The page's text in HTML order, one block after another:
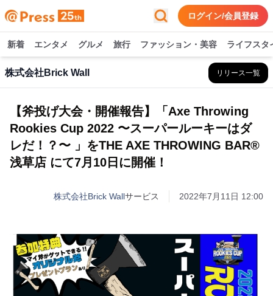
ログイン/会員登録
新着 エンタメ グルメ 旅行 ファッション・美容 ライフスタ
株式会社Brick Wall リリース一覧
【斧投げ大会・開催報告】「Axe Throwing
Rookies Cup 2022 〜スーパールーキーはダ
レだ！？〜 」をTHE AXE THROWING BAR®︎
浅草店 にて7月10日に開催！
株式会社Brick Wallサービス 2022年7月11日 12:00